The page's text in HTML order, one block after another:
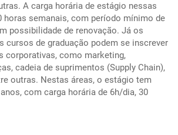
A carga horária de estágio nessas
horas semanais, com período mínimo de
possibilidade de renovação. Já os
cursos de graduação podem se inscrever
corporativas, como marketing,
cadeia de suprimentos (Supply Chain),
outras. Nestas áreas, o estágio tem
com carga horária de 6h/dia, 30